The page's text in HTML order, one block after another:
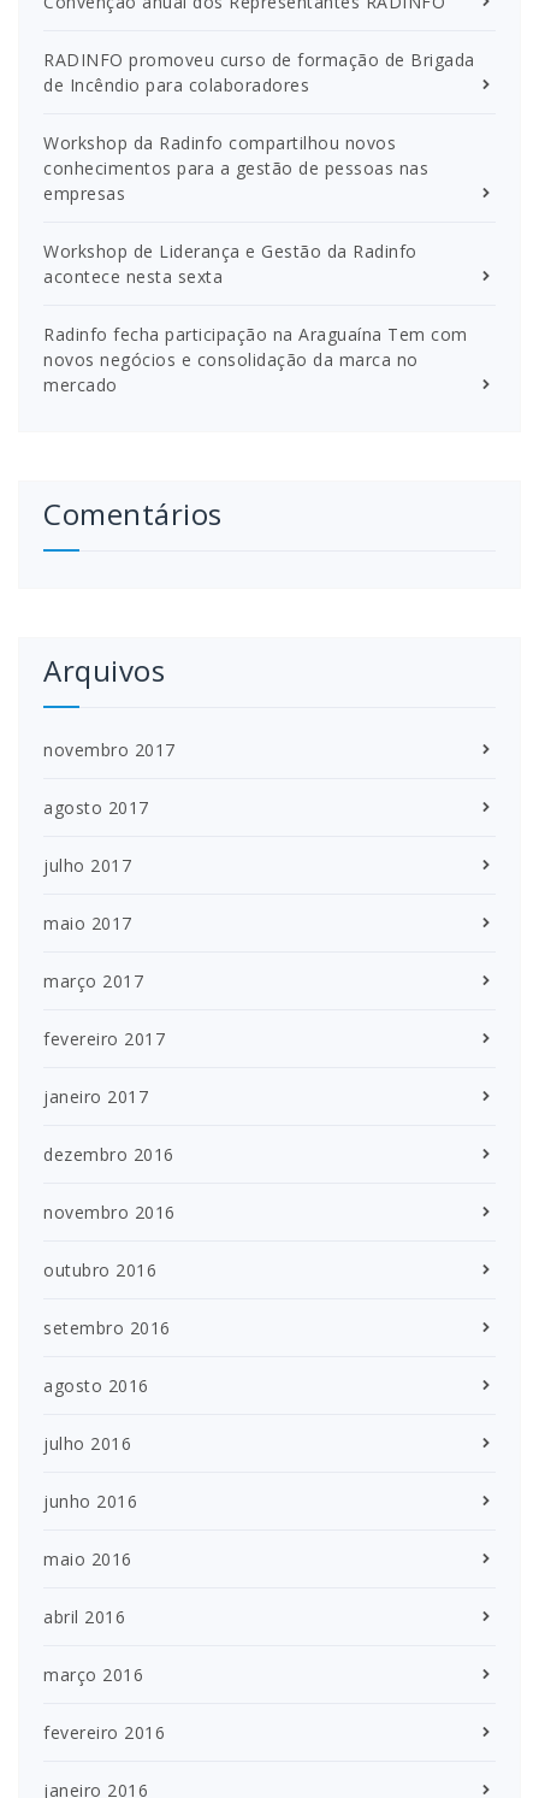
RADINFO promoveu curso de formação de Brigada
de Incêndio para colaboradores
Workshop da Radinfo compartilhou novos
conhecimentos para a gestão de pessoas nas
empresas
Workshop de Liderança e Gestão da Radinfo
acontece nesta sexta
Radinfo fecha participação na Araguaína Tem com
novos negócios e consolidação da marca no
mercado
Comentários
Arquivos
novembro 2017
agosto 2017
julho 2017
maio 2017
março 2017
fevereiro 2017
janeiro 2017
dezembro 2016
novembro 2016
outubro 2016
setembro 2016
agosto 2016
julho 2016
junho 2016
maio 2016
abril 2016
março 2016
fevereiro 2016
janeiro 2016